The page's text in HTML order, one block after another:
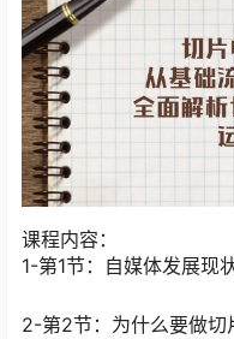
课程内容：
1-第1节：自媒体发展现
2-第2节：为什么要做切